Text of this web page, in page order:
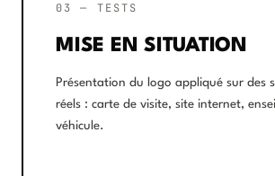
03 — TESTS
MISE EN SITUATION
Présentation du logo appliqué sur des
réels : carte de visite, site internet,
véhicule.